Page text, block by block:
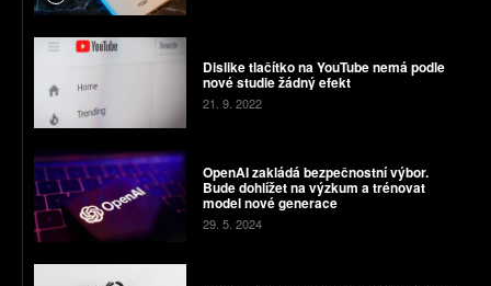
Dislike tlačítko na YouTube nemá podle
nové studie žádný efekt
21. 9. 2022
OpenAI zakládá bezpečnostní výbor.
Bude dohlížet na výzkum a trénovat
model nové generace
29. 5. 2024